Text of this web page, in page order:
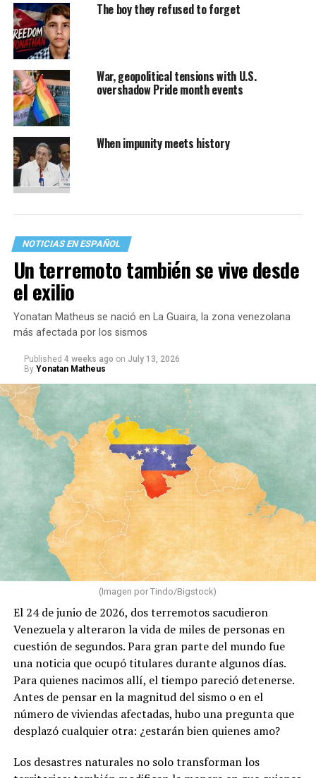
The boy they refused to forget
War, geopolitical tensions with U.S.
overshadow Pride month events
When impunity meets history
NOTICIAS EN ESPAÑOL
Un terremoto también se vive desde
el exilio
Yonatan Matheus se nació en La Guaira, la zona venezolana
más afectada por los sismos
Published 4 weeks ago on July 13, 2026
By Yonatan Matheus
(Imagen por Tindo/Bigstock)
El 24 de junio de 2026, dos terremotos sacudieron
Venezuela y alteraron la vida de miles de personas en
cuestión de segundos. Para gran parte del mundo fue
una noticia que ocupó titulares durante algunos días.
Para quienes nacimos allí, el tiempo pareció detenerse.
Antes de pensar en la magnitud del sismo o en el
número de viviendas afectadas, hubo una pregunta que
desplazó cualquier otra: ¿estarán bien quienes amo?
Los desastres naturales no solo transforman los